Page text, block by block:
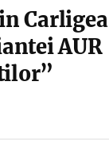
Carligea
AUR